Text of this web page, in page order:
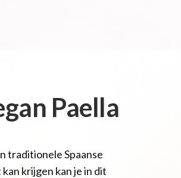
Paella
traditionele Spaanse
krijgen kan je in dit